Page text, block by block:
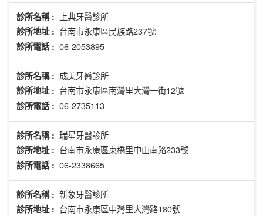
診所名稱 : 上典牙醫診所
診所地址 : 台南市永康區民族路237號
診所電話 : 06-2053895
診所名稱 : 成美牙醫診所
診所地址 : 台南市永康區南灣里大灣一街12號
診所電話 : 06-2735113
診所名稱 : 瑞星牙醫診所
診所地址 : 台南市永康區東橋里中山南路233號
診所電話 : 06-2338665
診所名稱 : 新象牙醫診所
診所地址 : 台南市永康區中灣里大灣路180號